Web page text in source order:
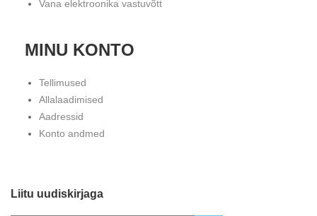
Vana elektroonika vastuvõtt
MINU KONTO
Tellimused
Allalaadimised
Aadressid
Konto andmed
Liitu uudiskirjaga